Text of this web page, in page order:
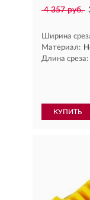
4 357 руб.
Ширина
Материал:
Длина среза:
КУПИТЬ